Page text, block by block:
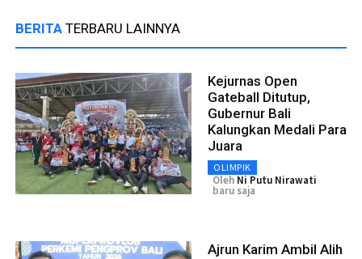
BERITA TERBARU LAINNYA
Kejurnas Open
Gateball Ditutup,
Gubernur Bali
Kalungkan Medali Para
Juara
OLIMPIK
Oleh Ni Putu Nirawati
baru saja
Ajrun Karim Ambil Alih